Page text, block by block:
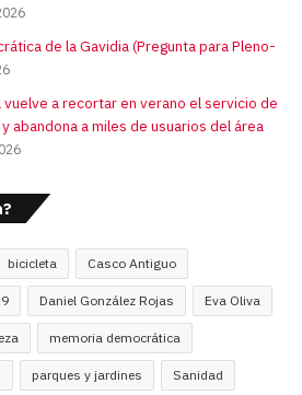
de la Gavidia (Pregunta para Pleno-
vuelve a recortar en verano el servicio de
abandona a miles de usuarios del área
bicicleta Casco Antiguo
Daniel González Rojas Eva Oliva
memoria democrática
parques y jardines Sanidad